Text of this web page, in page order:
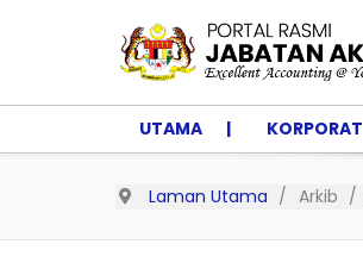
UTAMA KORPORAT
Laman Utama Arkib